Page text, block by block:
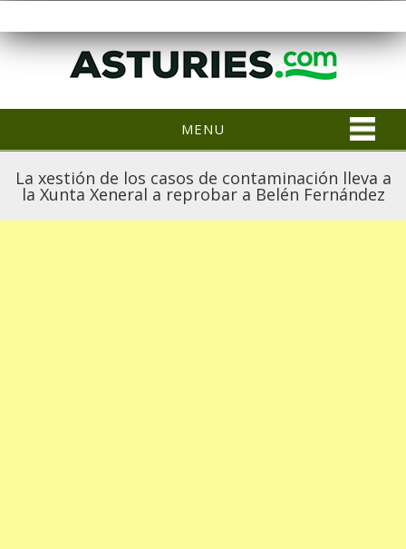
MENU
La xestión de los casos de contaminación lleva a
la Xunta Xeneral a reprobar a Belén Fernández